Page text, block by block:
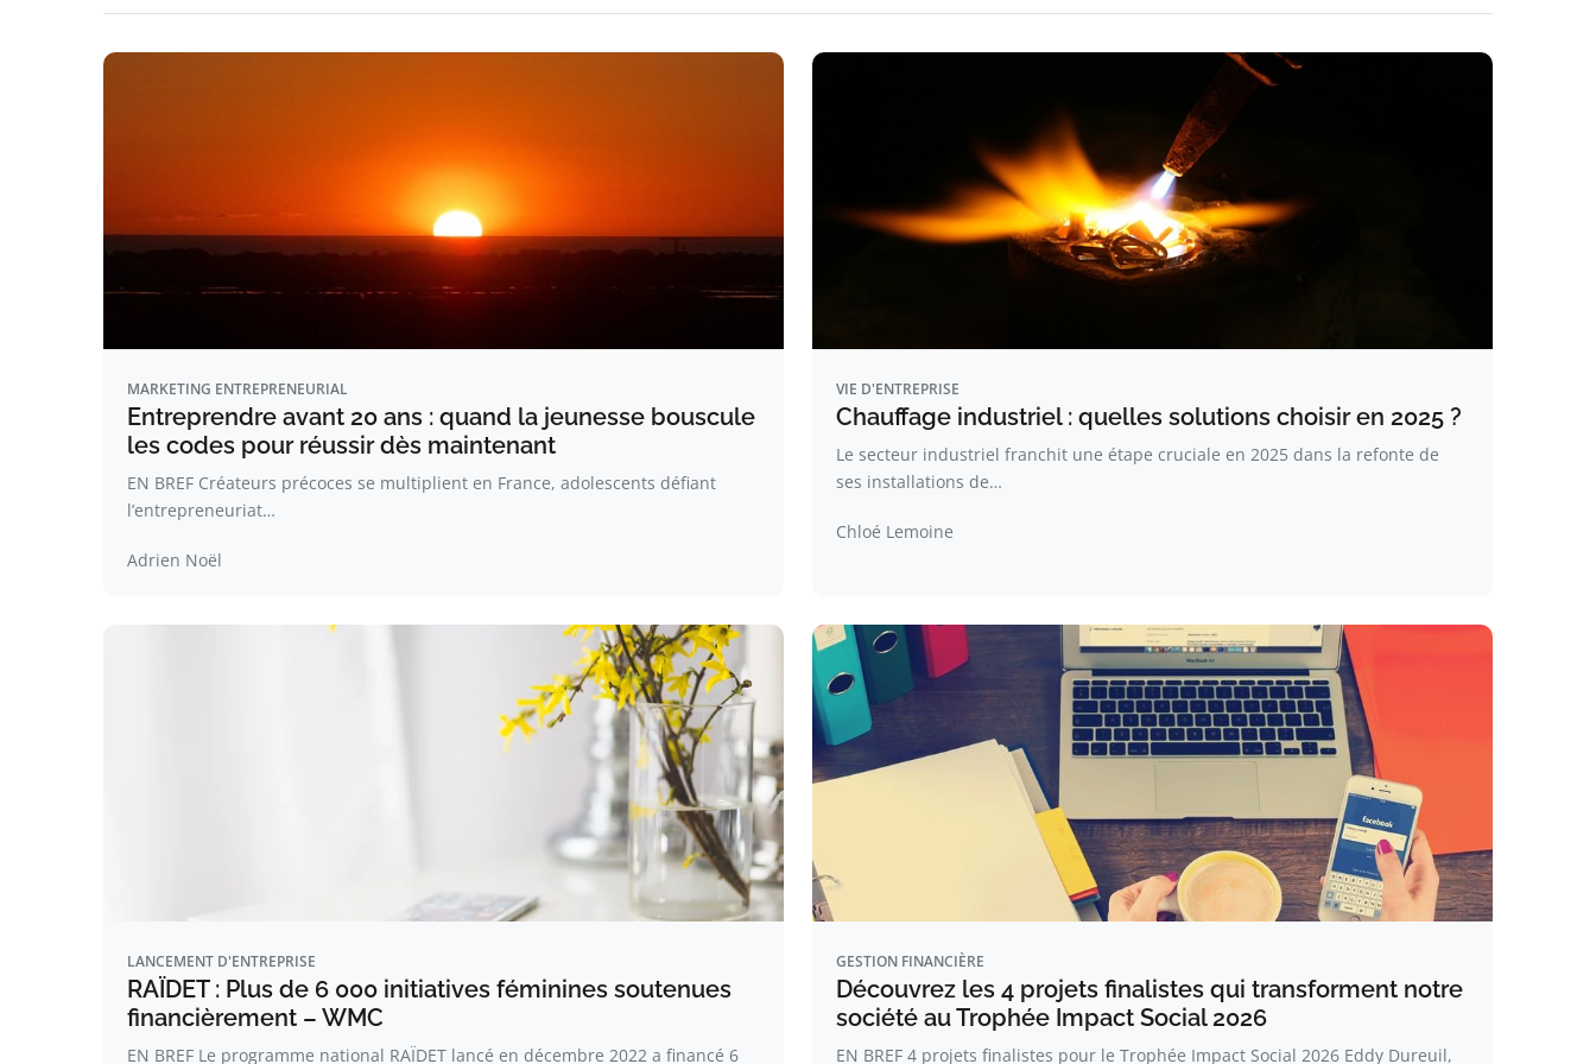
MARKETING ENTREPRENEURIAL
Entreprendre avant 20 ans : quand la jeunesse bouscule
les codes pour réussir dès maintenant
EN BREF Créateurs précoces se multiplient en France, adolescents défiant
l’entrepreneuriat…
Adrien Noël
VIE D'ENTREPRISE
Chauffage industriel : quelles solutions choisir en 2025 ?
Le secteur industriel franchit une étape cruciale en 2025 dans la refonte de
ses installations de…
Chloé Lemoine
LANCEMENT D'ENTREPRISE
RAÏDET : Plus de 6 000 initiatives féminines soutenues
financièrement – WMC
EN BREF Le programme national RAÏDET lancé en décembre 2022 a financé 6
GESTION FINANCIÈRE
Découvrez les 4 projets finalistes qui transforment notre
société au Trophée Impact Social 2026
EN BREF 4 projets finalistes pour le Trophée Impact Social 2026 Eddy Dureuil,